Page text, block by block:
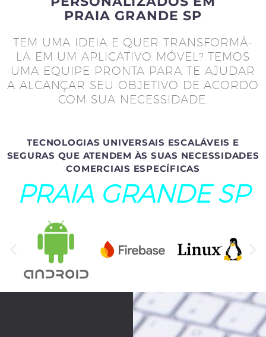
PRAIA GRANDE SP
TEM UMA IDEIA E QUER TRANSFORMÁ-
LA EM UM APLICATIVO MÓVEL? TEMOS
UMA EQUIPE PRONTA PARA TE AJUDAR
A ALCANÇAR SEU OBJETIVO DE ACORDO
COM SUA NECESSIDADE.
TECNOLOGIAS UNIVERSAIS ESCALÁVEIS E
SEGURAS QUE ATENDEM ÀS SUAS NECESSIDADES
COMERCIAIS ESPECÍFICAS
PRAIA GRANDE SP